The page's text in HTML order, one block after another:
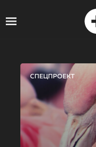
СПЕЦПРОЕКТ